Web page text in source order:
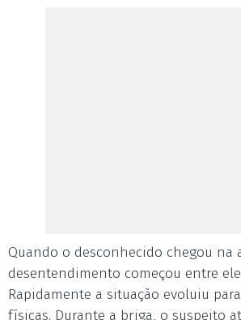
Quando o desconhecido chegou na
desentendimento começou entre
Rapidamente a situação evoluiu
físicas. Durante a briga, o suspeito